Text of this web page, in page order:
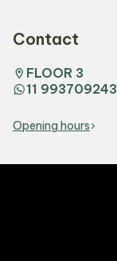
Contact
FLOOR 3
11 993709243
Opening hours